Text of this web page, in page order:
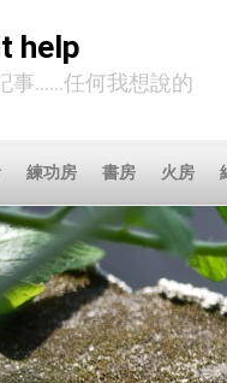
help
事……任何我想說的
練功房 書房 火房